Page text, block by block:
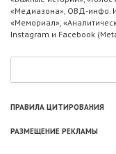
«Медиазона», ОВД-инфо.
«Мемориал»,
Instagram и Facebook
ПРАВИЛА ЦИТИРОВАНИЯ
РАЗМЕЩЕНИЕ РЕКЛАМЫ